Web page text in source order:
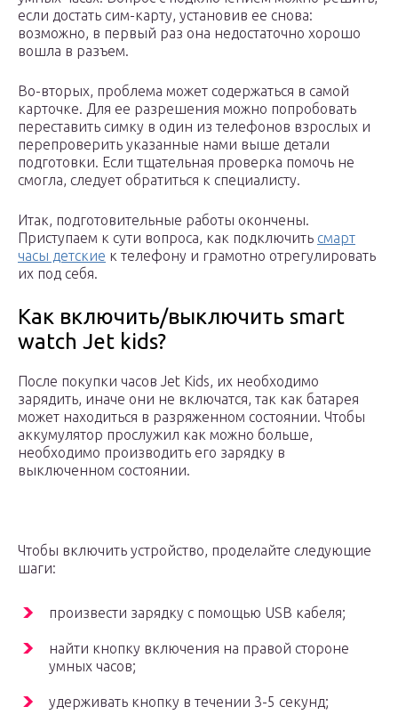
если достать сим-карту, установив ее снова:
возможно, в первый раз она недостаточно хорошо
вошла в разъем.
Во-вторых, проблема может содержаться в самой
карточке. Для ее разрешения можно попробовать
переставить симку в один из телефонов взрослых и
перепроверить указанные нами выше детали
подготовки. Если тщательная проверка помочь не
смогла, следует обратиться к специалисту.
Итак, подготовительные работы окончены.
Приступаем к сути вопроса, как подключить смарт
часы детские к телефону и грамотно отрегулировать
их под себя.
Как включить/выключить smart
watch Jеt kids?
После покупки часов Jet Kids, их необходимо
зарядить, иначе они не включатся, так как батарея
может находиться в разряженном состоянии. Чтобы
аккумулятор прослужил как можно больше,
необходимо производить его зарядку в
выключенном состоянии.
Чтобы включить устройство, проделайте следующие
шаги:
произвести зарядку с помощью USB кабеля;
найти кнопку включения на правой стороне
умных часов;
удерживать кнопку в течении 3-5 секунд;